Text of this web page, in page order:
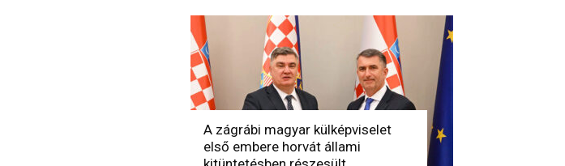
A zágrábi magyar külképviselet
első embere horvát állami